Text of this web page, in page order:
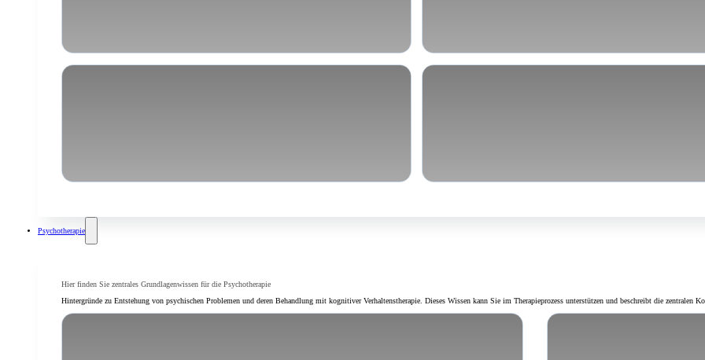
Psychotherapie
Hier finden Sie zentrales Grundlagenwissen für die Psychotherapie
Hintergründe zu Entstehung von psychischen Problemen und deren Behandlung mit kognitiver Verhaltenstherapie. Dieses Wissen kann Sie im Therapieprozess unterstützen und beschreibt die zentralen